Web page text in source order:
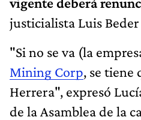
justicialista Luis
"Si no se va (la
Mining Corp, se tiene
Herrera", expresó
de la Asamblea de la